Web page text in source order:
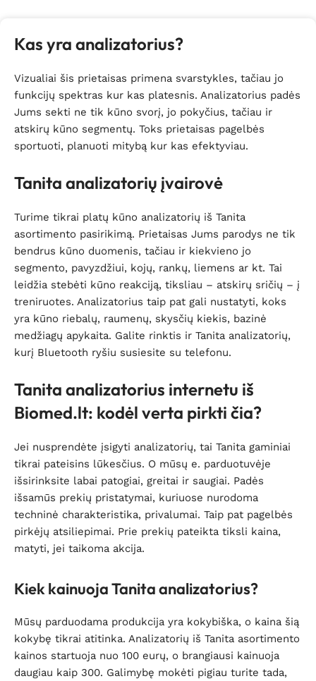
Kas yra analizatorius?
Vizualiai šis prietaisas primena svarstykles, tačiau jo
funkcijų spektras kur kas platesnis. Analizatorius padės
Jums sekti ne tik kūno svorį, jo pokyčius, tačiau ir
atskirų kūno segmentų. Toks prietaisas pagelbės
sportuoti, planuoti mitybą kur kas efektyviau.
Tanita analizatorių įvairovė
Turime tikrai platų kūno analizatorių iš Tanita
asortimento pasirikimą. Prietaisas Jums parodys ne tik
bendrus kūno duomenis, tačiau ir kiekvieno jo
segmento, pavyzdžiui, kojų, rankų, liemens ar kt. Tai
leidžia stebėti kūno reakciją, tiksliau – atskirų sričių – į
treniruotes. Analizatorius taip pat gali nustatyti, koks
yra kūno riebalų, raumenų, skysčių kiekis, bazinė
medžiagų apykaita. Galite rinktis ir Tanita analizatorių,
kurį Bluetooth ryšiu susiesite su telefonu.
Tanita analizatorius internetu iš
Biomed.lt: kodėl verta pirkti čia?
Jei nusprendėte įsigyti analizatorių, tai Tanita gaminiai
tikrai pateisins lūkesčius. O mūsų e. parduotuvėje
išsirinksite labai patogiai, greitai ir saugiai. Padės
išsamūs prekių pristatymai, kuriuose nurodoma
techninė charakteristika, privalumai. Taip pat pagelbės
pirkėjų atsiliepimai. Prie prekių pateikta tiksli kaina,
matyti, jei taikoma akcija.
Kiek kainuoja Tanita analizatorius?
Mūsų parduodama produkcija yra kokybiška, o kaina šią
kokybę tikrai atitinka. Analizatorių iš Tanita asortimento
kainos startuoja nuo 100 eurų, o brangiausi kainuoja
daugiau kaip 300. Galimybę mokėti pigiau turite tada,